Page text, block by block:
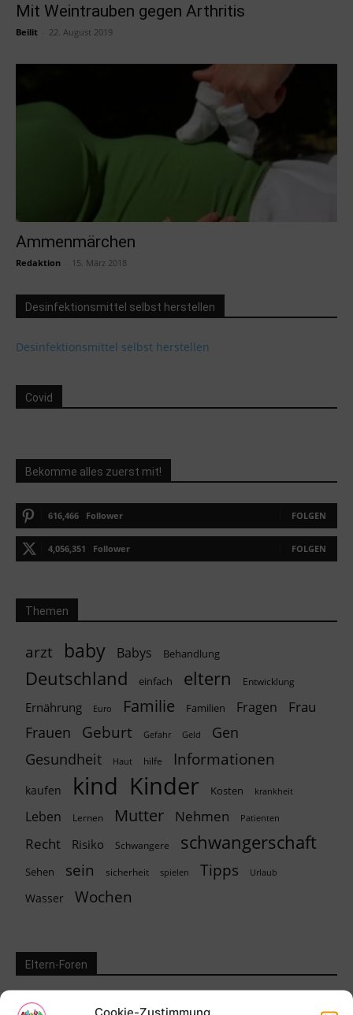
Cookie-Zustimmung
Mit Weintrauben gegen Arthritis
Beilit 22. August 2019
Ammenmärchen
Redaktion 15. März 2018
Desinfektionsmittel selbst herstellen
Desinfektionsmittel selbst herstellen
Covid
Bekomme alles zuerst mit!
616,466 Follower FOLGEN
4,056,351 Follower FOLGEN
Themen
arzt baby Babys Behandlung
Deutschland einfach eltern Entwicklung
Ernährung Euro Familie Familien Fragen Frau
Frauen Geburt Gefahr Geld
Gen
Gesundheit
Haut hilfe Informationen
kaufen kind Kinder Kosten krankheit
Leben Lernen Mutter Nehmen Patienten
Recht Risiko Schwangere schwangerschaft
Sehen sein sicherheit spielen Tipps Urlaub
Wasser Wochen
Eltern-Foren
Kinderwunsch-Forum